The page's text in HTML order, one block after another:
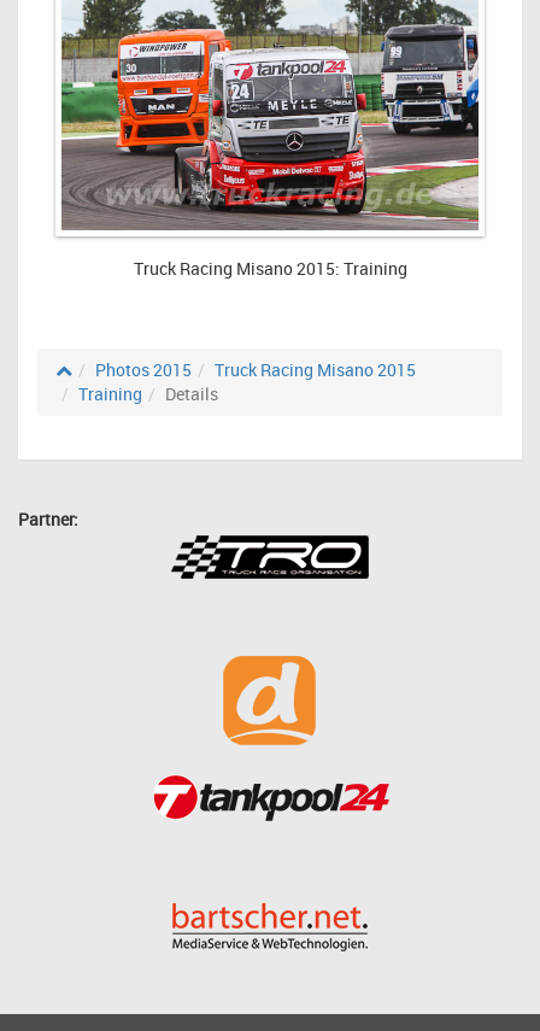
Truck Racing Misano 2015: Training
Photos 2015
Truck Racing Misano 2015
Training
Details
Partner: